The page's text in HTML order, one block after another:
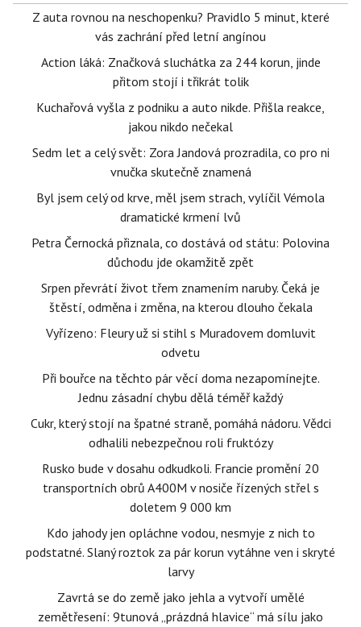
Z auta rovnou na neschopenku? Pravidlo 5 minut, které
vás zachrání před letní angínou
Action láká: Značková sluchátka za 244 korun, jinde
přitom stojí i třikrát tolik
Kuchařová vyšla z podniku a auto nikde. Přišla reakce,
jakou nikdo nečekal
Sedm let a celý svět: Zora Jandová prozradila, co pro ni
vnučka skutečně znamená
Byl jsem celý od krve, měl jsem strach, vylíčil Vémola
dramatické krmení lvů
Petra Černocká přiznala, co dostává od státu: Polovina
důchodu jde okamžitě zpět
Srpen převrátí život třem znamením naruby. Čeká je
štěstí, odměna i změna, na kterou dlouho čekala
Vyřízeno: Fleury už si stihl s Muradovem domluvit
odvetu
Při bouřce na těchto pár věcí doma nezapomínejte.
Jednu zásadní chybu dělá téměř každý
Cukr, který stojí na špatné straně, pomáhá nádoru. Vědci
odhalili nebezpečnou roli fruktózy
Rusko bude v dosahu odkudkoli. Francie promění 20
transportních obrů A400M v nosiče řízených střel s
doletem 9 000 km
Kdo jahody jen opláchne vodou, nesmyje z nich to
podstatné. Slaný roztok za pár korun vytáhne ven i skryté
larvy
Zavrtá se do země jako jehla a vytvoří umělé
zemětřesení: 9tunová „prázdná hlavice“ má sílu jako